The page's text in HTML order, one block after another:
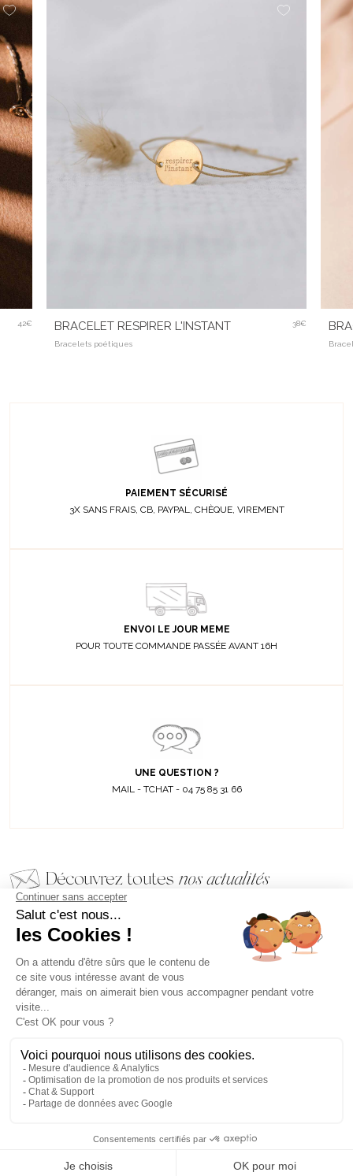
42€ BRACELET RESPIRER L'INSTANT
Bracelets poétiques
38€
PAIEMENT SÉCURISÉ
3X SANS FRAIS, CB, PAYPAL, CHÈQUE, VIREMENT
ENVOI LE JOUR MEME
POUR TOUTE COMMANDE PASSÉE AVANT 16H
UNE QUESTION ?
MAIL - TCHAT - 04 75 85 31 66
Découvrez toutes nos actualités
EMAIL
VALIDER